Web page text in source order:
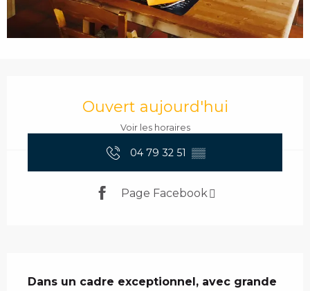
Ouvert aujourd'hui
Voir les horaires
04 79 32 51 ▒▒
Page Facebook
Dans un cadre exceptionnel, avec grande